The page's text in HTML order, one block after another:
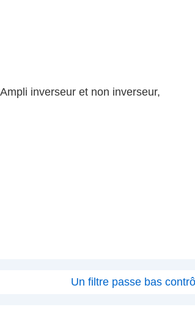
inverseur et non inverseur,
Next
Un filtre passe bas